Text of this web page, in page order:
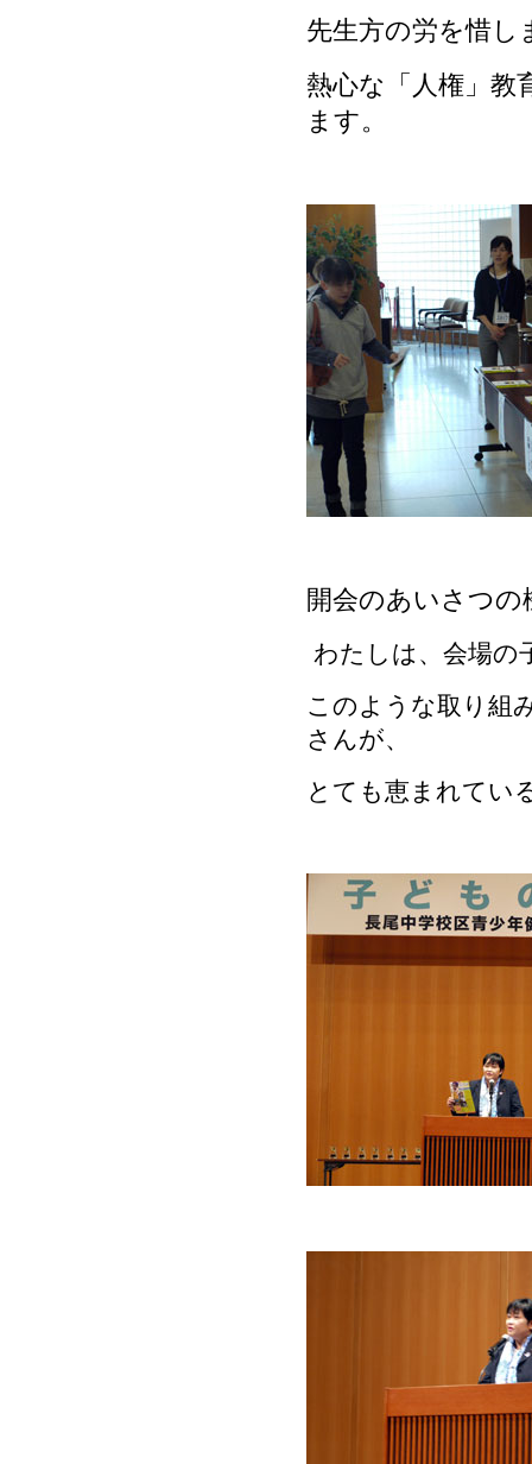
先生方の労を惜し
熱心な「人権」教
ます。
開会のあいさつ
わたしは、会場の
このような取り組
さんが、
とても恵まれてい